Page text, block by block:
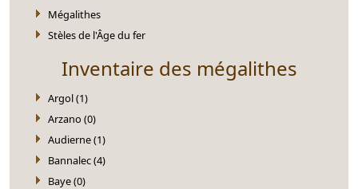
Mégalithes
Stèles de l'Âge du fer
Inventaire des mégalithes
Argol (1)
Arzano (0)
Audierne (1)
Bannalec (4)
Baye (0)